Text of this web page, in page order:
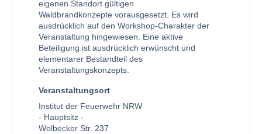
eigenen Standort gültigen
Waldbrandkonzepte vorausgesetzt. Es wird
ausdrücklich auf den Workshop-Charakter der
Veranstaltung hingewiesen. Eine aktive
Beteiligung ist ausdrücklich erwünscht und
elementarer Bestandteil des
Veranstaltungskonzepts.
Veranstaltungsort
Institut der Feuerwehr NRW
- Hauptsitz -
Wolbecker Str. 237